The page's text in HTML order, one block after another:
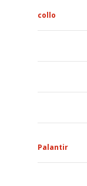
collo
Palantir